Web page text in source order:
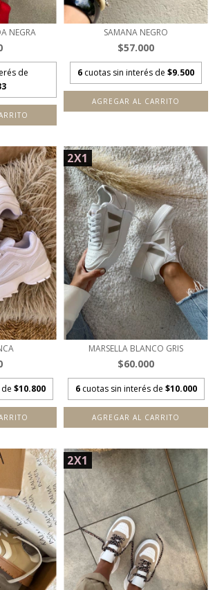
NEGRA
de
SAMANA NEGRO
$57.000
6 cuotas sin interés de $9.500
AGREGAR AL CARRITO
$10.800
2X1
MARSELLA BLANCO GRIS
$60.000
6 cuotas sin interés de $10.000
AGREGAR AL CARRITO
2X1